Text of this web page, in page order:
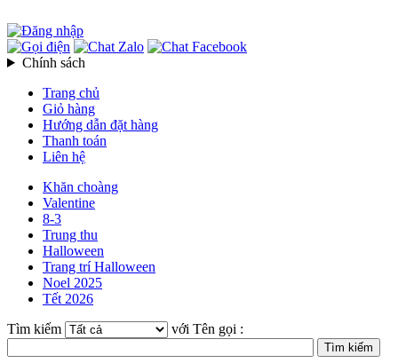
Chính sách
Trang chủ
Giỏ hàng
Hướng dẫn đặt hàng
Thanh toán
Liên hệ
Khăn choàng
Valentine
8-3
Trung thu
Halloween
Trang trí Halloween
Noel 2025
Tết 2026
Tìm kiếm
với Tên gọi :